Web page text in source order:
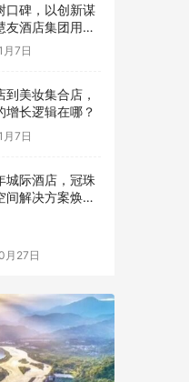
口碑，以创新谋
友酒店集团用实
店品牌新范式
月7日
到美妆集合店，
增长逻辑在哪？
月7日
城际酒店，冠珠
间解决方案焕新
月27日